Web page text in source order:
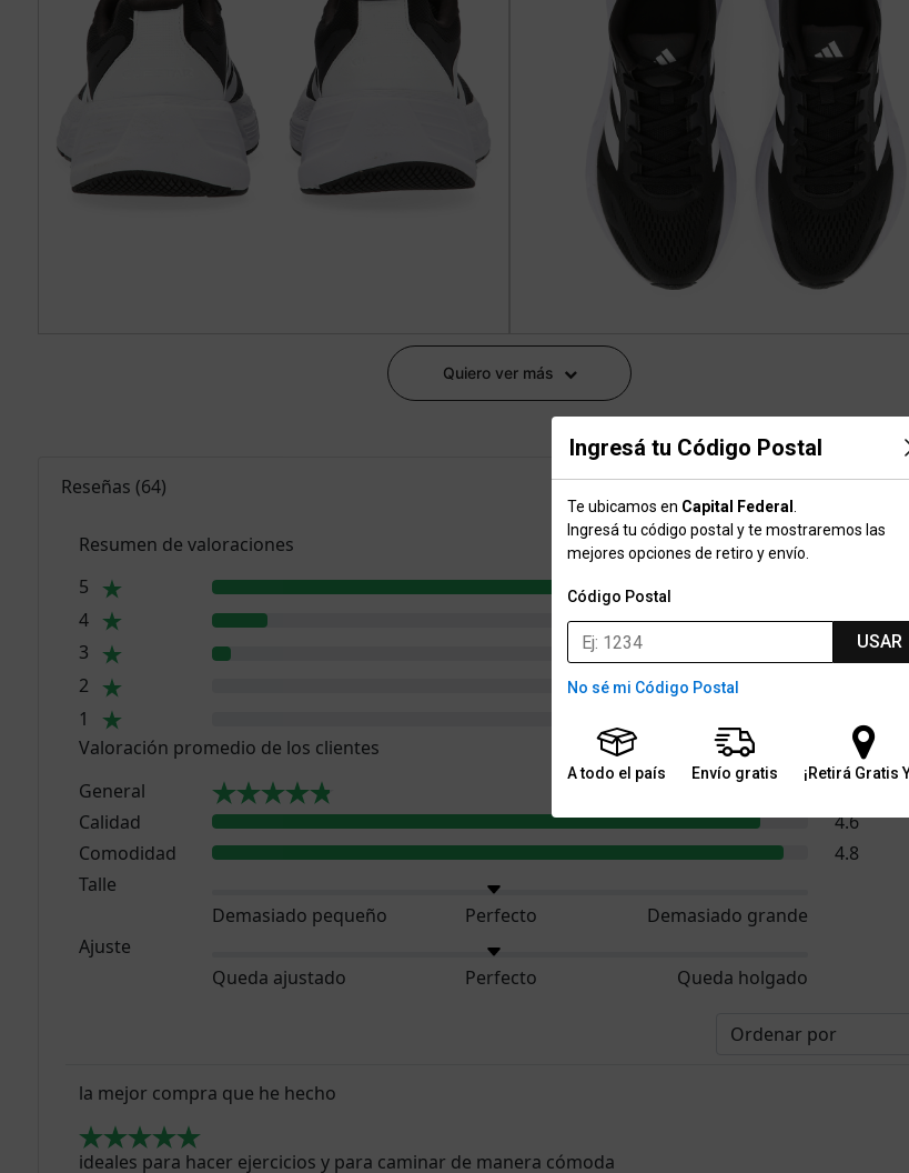
Ingresá tu Código Postal
Te ubicamos en Capital Federal
Ingresá tu código postal y te mostraremos las
mejores opciones de retiro y envío.
Código Postal
USAR
No sé mi Código Postal
A todo el país Envío gratis ¡Retirá Gratis
Quiero ver más
Reseñas (64) 4.8
Resumen de valoraciones
5
4
6
3
2
1
Valoración promedio de los clientes
General
Calidad
4.6
Comodidad
4.8
Talle
Demasiado pequeño
Perfecto
Demasiado grande
Ajuste
Queda ajustado
Perfecto Queda holgado
la mejor compra que he hecho
ideales para hacer ejercicios y para caminar de manera cómoda